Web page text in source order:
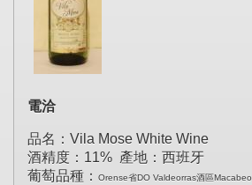
電洽
品名：Vila Mose White Wine
酒精度：11% 產地：西班牙
葡萄品種：
Orense省DO Valdeorras酒區Macabeo